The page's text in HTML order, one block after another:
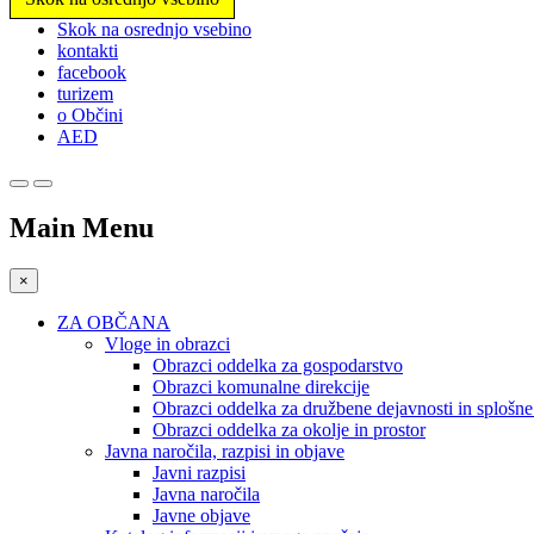
Prosimo,
upoštevajte:
spletno
mesto
vključuje
sistem
Pritisnite
F11,
prilagodite
spletno
slabovidnim,
Skok na osrednjo vsebino
kontakti
facebook
turizem
o Občini
AED
Main Menu
×
ZA OBČANA
Vloge in obrazci
Obrazci oddelka za gospodarstvo
Obrazci komunalne direkcije
Obrazci oddelka za družbene dejavnosti in
Obrazci oddelka za okolje in prostor
Javna naročila, razpisi in objave
Javni razpisi
Javna naročila
Javne objave